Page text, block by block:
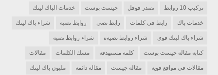
تركيب 10 روابط تصدر قوقل جيست بوست خدمات الباك لينك
خدمات باك رابط في كلمات رابط نصي روابط نصية شراء باك لينك
شراء باك لينك قوي شراء روابط نصيةه شراء روابط نصيه
كتابة مقالة جيست بوست كلمة مستهدفة مسك الكلمات مقالات
مقالات في مواقع قويه مقالة جيست مقالة دائمة مليون باك لينك